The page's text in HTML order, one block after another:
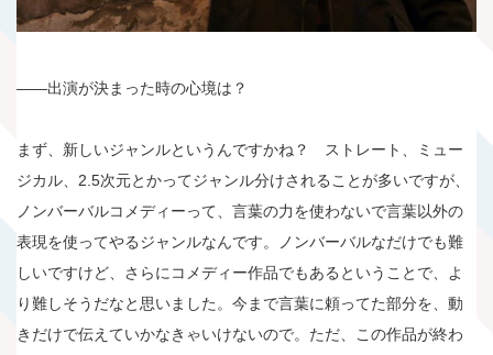
――出演が決まった時の心境は？
まず、新しいジャンルというんですかね？ ストレート、ミュー
ジカル、2.5次元とかってジャンル分けされることが多いですが、
ノンバーバルコメディーって、言葉の力を使わないで言葉以外の
表現を使ってやるジャンルなんです。ノンバーバルなだけでも難
しいですけど、さらにコメディー作品でもあるということで、よ
り難しそうだなと思いました。今まで言葉に頼ってた部分を、動
きだけで伝えていかなきゃいけないので。ただ、この作品が終わ